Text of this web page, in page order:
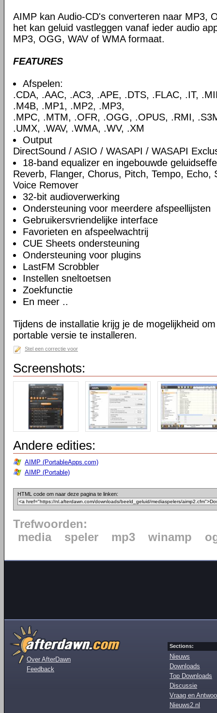
AIMP kan Audio-CD's converteren naar MP3,
het kan geluid vastleggen vanaf ieder audio
MP3, OGG, WAV of WMA formaat.
FEATURES
Afspelen:
.CDA, .AAC, .AC3, .APE, .DTS, .FLAC, .IT,
.M4B, .MP1, .MP2, .MP3,
.MPC, .MTM, .OFR, .OGG, .OPUS, .RMI,
.UMX, .WAV, .WMA, .WV, .XM
Output
DirectSound / ASIO / WASAPI / WASAPI
18-band equalizer en ingebouwde
Reverb, Flanger, Chorus, Pitch, Tempo, Echo,
Voice Remover
32-bit audioverwerking
Ondersteuning voor meerdere afspeellijsten
Gebruikersvriendelijke interface
Favorieten en afspeelwachtrij
CUE Sheets ondersteuning
Ondersteuning voor plugins
LastFM Scrobbler
Instellen sneltoetsen
Zoekfunctie
En meer ..
Tijdens de installatie krijg je de mogelijkheid
portable versie te installeren.
Stel een correctie voor
Screenshots:
Andere edities:
AIMP (PortableApps.com)
AIMP (Portable)
HTML code om naar deze pagina te linken:
Trefwoorden:
media
speler mp3 winamp
Over AfterDawn
Feedback
Sections:
Nieuws
Downloads
Top Downloads
Discussie
Vraag en
Nieuws2.nl